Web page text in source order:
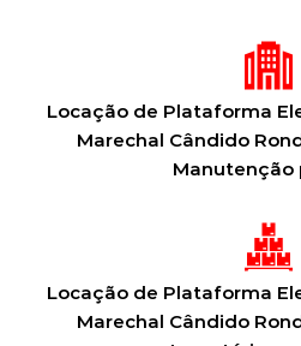
Locação de Plataforma
Marechal Cândido
Manutenção
Locação de Plataforma
Marechal Cândido